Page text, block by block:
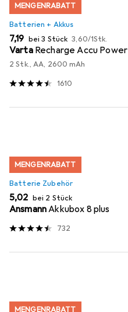
MENGENRABATT
Batterien + Akkus
EUR
7,19 bei 3 Stück EUR
3,60/1Stk.
Varta Recharge Accu Power
2 Stk., AA, 2600 mAh
1610
MENGENRABATT
Batterie Zubehör
EUR
5,02 bei 2 Stück
AnsmannAkkubox 8 plus
732
MENGENRABATT